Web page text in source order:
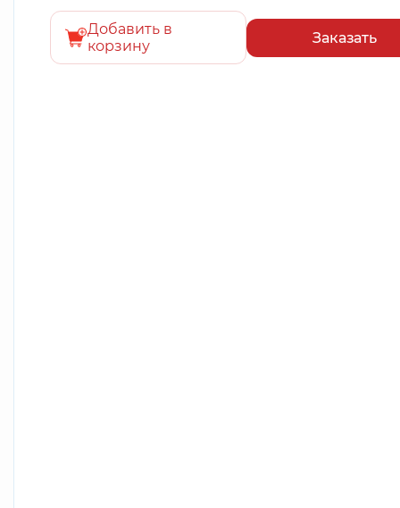
Добавить в
корзину
Заказать